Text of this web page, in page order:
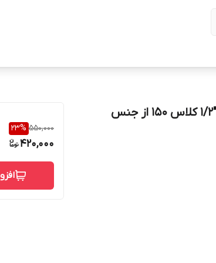
فلنج اسلیپ ان استنلس استیل "1/2 کلاس 150 از جنس
550,000
23%
420,000